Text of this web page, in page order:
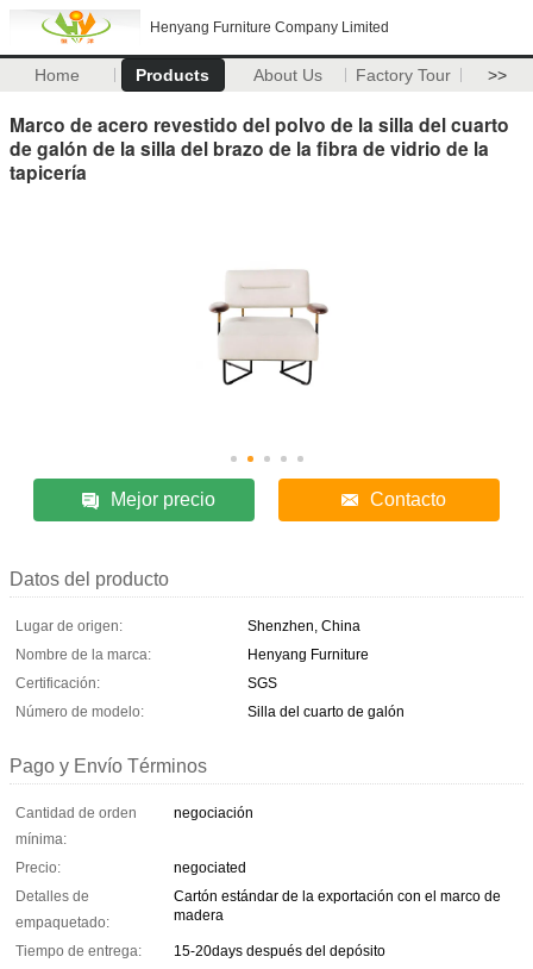
Henyang Furniture Company Limited
Home Products About Us Factory Tour >>
Marco de acero revestido del polvo de la silla del cuarto
de galón de la silla del brazo de la fibra de vidrio de la
tapicería
Mejor precio Contacto
Datos del producto
Lugar de origen:
Shenzhen, China
Nombre de la marca:
Henyang Furniture
Certificación:
SGS
Número de modelo:
Silla del cuarto de galón
Pago y Envío Términos
Cantidad de orden
mínima:
negociación
Precio:
negociated
Detalles de
empaquetado:
Cartón estándar de la exportación con el marco de
madera
Tiempo de entrega:
15-20days después del depósito